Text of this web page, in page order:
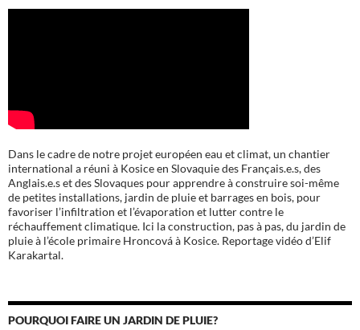
Dans le cadre de notre projet européen eau et climat, un chantier
international a réuni à Kosice en Slovaquie des Français.e.s, des
Anglais.e.s et des Slovaques pour apprendre à construire soi-même
de petites installations, jardin de pluie et barrages en bois, pour
favoriser l’infiltration et l’évaporation et lutter contre le
réchauffement climatique. Ici la construction, pas à pas, du jardin de
pluie à l’école primaire Hroncová à Kosice. Reportage vidéo d’Elif
Karakartal.
POURQUOI FAIRE UN JARDIN DE PLUIE?